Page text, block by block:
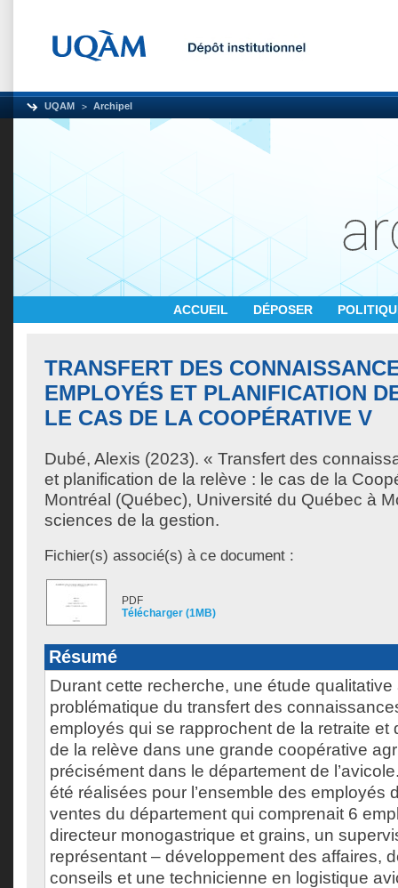
UQAM Archipel
ACCUEIL DÉPOSER
TRANSFERT DES
EMPLOYÉS ET PLANIFICATION
LE CAS DE LA COOPÉRATIVE V
Dubé, Alexis (2023). « Transfert des
et planification de la relève : le cas de la
Montréal (Québec), Université du Québec à
sciences de la gestion.
Fichier(s) associé(s) à ce document :
PDF
Télécharger (1MB)
Résumé
Durant cette recherche, une étude
problématique du transfert des
employés qui se rapprochent de la retraite et
de la relève dans une grande coopérative
précisément dans le département de
été réalisées pour l’ensemble des employés
ventes du département qui comprenait 6
directeur monogastrique et grains, un
représentant – développement des affaires,
conseils et une technicienne en logistique